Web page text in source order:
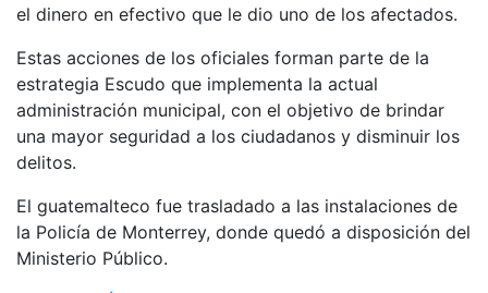
el dinero en efectivo que le dio uno de los afectados.
Estas acciones de los oficiales forman parte de la
estrategia Escudo que implementa la actual
administración municipal, con el objetivo de brindar
una mayor seguridad a los ciudadanos y disminuir los
delitos.
El guatemalteco fue trasladado a las instalaciones de
la Policía de Monterrey, donde quedó a disposición del
Ministerio Público.